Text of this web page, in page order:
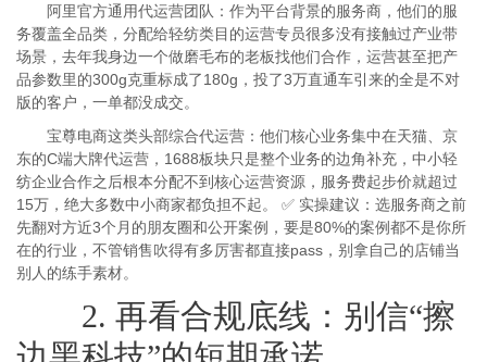
阿里官方通用代运营团队：作为平台背景的服务商，他们的服
务覆盖全品类，分配给轻纺类目的运营专员很多没有接触过产业带
场景，去年我身边一个做磨毛布的老板找他们合作，运营甚至把产
品参数里的300g克重标成了180g，投了3万直通车引来的全是不对
版的客户，一单都没成交。
宝尊电商这类头部综合代运营：他们核心业务集中在天猫、京
东的C端大牌代运营，1688板块只是整个业务的边角补充，中小轻
纺企业合作之后根本分配不到核心运营资源，服务费起步价就超过
15万，绝大多数中小商家都负担不起。 ✅ 实操建议：选服务商之前
先翻对方近3个月的朋友圈和公开案例，要是80%的案例都不是你所
在的行业，不管销售吹得有多厉害都直接pass，别拿自己的店铺当
别人的练手素材。
2. 再看合规底线：别信“擦